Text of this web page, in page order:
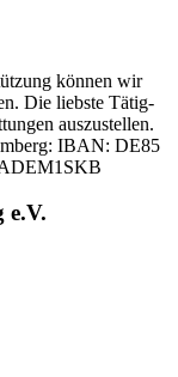
kön­nen wir
Die liebs­te Tä­tig­
aus­zu­stel­len.
IBAN: DE85
e.V.